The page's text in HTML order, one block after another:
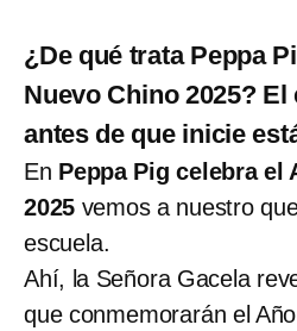
¿De qué trata Peppa
Nuevo Chino 2025?
antes de que inicie
En Peppa Pig celebra el
2025 vemos a nuestro
escuela.
Ahí, la Señora Gacela
que conmemorarán el